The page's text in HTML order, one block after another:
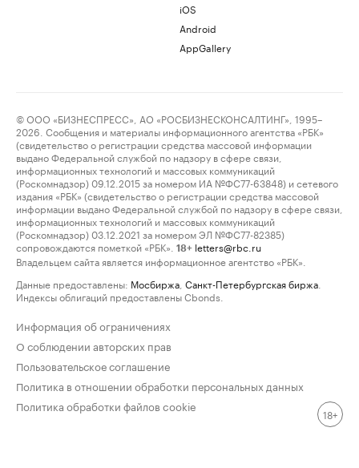
iOS
Android
AppGallery
© ООО «БИЗНЕСПРЕСС», АО «РОСБИЗНЕСКОНСАЛТИНГ», 1995–
2026. Сообщения и материалы информационного агентства «РБК»
(свидетельство о регистрации средства массовой информации
выдано Федеральной службой по надзору в сфере связи,
информационных технологий и массовых коммуникаций
(Роскомнадзор) 09.12.2015 за номером ИА №ФС77-63848) и сетевого
издания «РБК» (свидетельство о регистрации средства массовой
информации выдано Федеральной службой по надзору в сфере связи,
информационных технологий и массовых коммуникаций
(Роскомнадзор) 03.12.2021 за номером ЭЛ №ФС77-82385)
сопровождаются пометкой «РБК».
18+ letters@rbc.ru
Владельцем сайта является информационное агентство «РБК».
Данные предоставлены: Мосбиржа Санкт-Петербургская биржа
Индексы облигаций предоставлены Cbonds.
Информация об ограничениях
О соблюдении авторских прав
Пользовательское соглашение
Политика в отношении обработки персональных данных
Политика обработки файлов cookie
18+